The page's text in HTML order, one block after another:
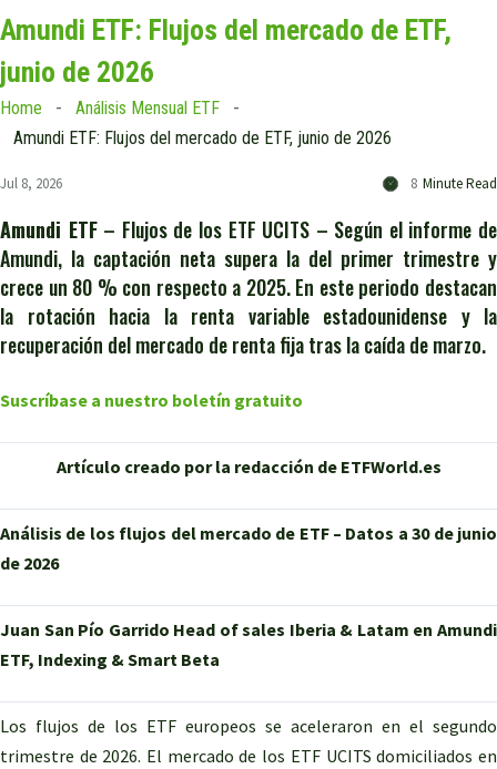
Amundi ETF: Flujos del mercado de ETF,
junio de 2026
Home
Análisis Mensual ETF
Amundi ETF: Flujos del mercado de ETF, junio de 2026
Jul 8, 2026 8 Minute Read
Amundi ETF– Flujos de los ETF UCITS – Según el informe de
Amundi, la captación neta supera la del primer trimestre y
crece un 80 % con respecto a 2025. En este periodo destacan
la rotación hacia la renta variable estadounidense y la
recuperación del mercado de renta fija tras la caída de marzo.
Suscríbase a nuestro boletín gratuito
Artículo creado por la redacción de ETFWorld.es
Análisis de los flujos del mercado de ETF – Datos a 30 de junio
de 2026
Juan San Pío Garrido Head of sales Iberia & Latam en Amundi
ETF, Indexing & Smart Beta
Los flujos de los ETF europeos se aceleraron en el segundo
trimestre de 2026. El mercado de los ETF UCITS domiciliados en